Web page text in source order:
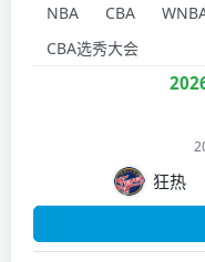
NBA CBA
CBA选秀大会
狂热